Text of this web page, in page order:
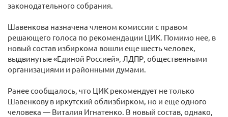
законодательного собрания.
Шавенкова назначена членом комиссии с правом
решающего голоса по рекомендации ЦИК. Помимо нее, в
новый состав избиркома вошли еще шесть человек,
выдвинутые «Единой Россией», ЛДПР, общественными
организациями и районными думами.
Ранее сообщалось, что ЦИК рекомендует не только
Шавенкову в иркутский облизбирком, но и еще одного
человека — Виталия Игнатенко. В новый состав, однако,